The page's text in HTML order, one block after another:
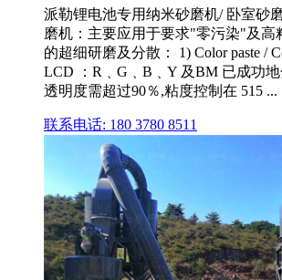
派勒锂电池专用纳米砂磨机/ 卧室砂
磨机：主要应用于要求"零污染"及高
的超细研磨及分散： 1) Color paste /
LCD ：R﹑G﹑B﹑Y 及BM 已成功
透明度需超过90％,粘度控制在 515 ...
联系电话: 180 3780 8511